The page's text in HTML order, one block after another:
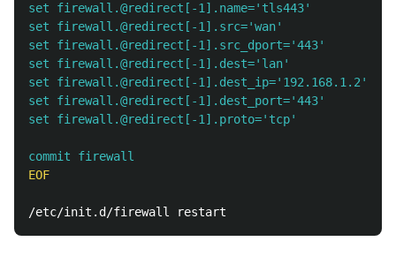
set firewall.@redirect[-1].name='tls443'
set firewall.@redirect[-1].src='wan'
set firewall.@redirect[-1].src_dport='443'
set firewall.@redirect[-1].dest='lan'
set firewall.@redirect[-1].dest_ip='192.168.1.2'
set firewall.@redirect[-1].dest_port='443'
set firewall.@redirect[-1].proto='tcp'
EOF